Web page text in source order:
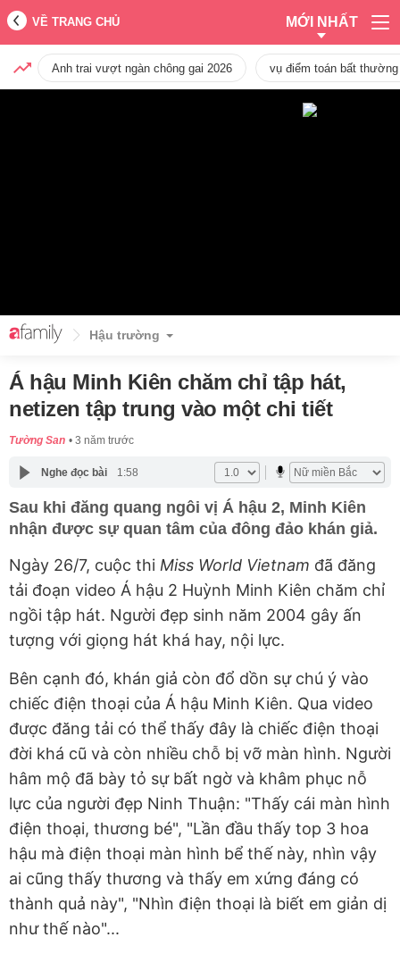
VỀ TRANG CHỦ MỚI NHẤT
Anh trai vượt ngàn chông gai 2026 vụ điểm toán bất
Hậu trường
Á hậu Minh Kiên chăm chỉ tập hát,
netizen tập trung vào một chi tiết
Tường San 3 năm trước
Nghe đọc bài 1:58
Sau khi đăng quang ngôi vị Á hậu 2, Minh Kiên
nhận được sự quan tâm của đông đảo khán giả.
Ngày 26/7, cuộc thi Miss World Vietnam đã đăng
tải đoạn video Á hậu 2 Huỳnh Minh Kiên chăm chỉ
ngồi tập hát. Người đẹp sinh năm 2004 gây ấn
tượng với giọng hát khá hay, nội lực.
Bên cạnh đó, khán giả còn đổ dồn sự chú ý vào
chiếc điện thoại của Á hậu Minh Kiên. Qua video
được đăng tải có thể thấy đây là chiếc điện thoại
đời khá cũ và còn nhiều chỗ bị vỡ màn hình. Người
hâm mộ đã bày tỏ sự bất ngờ và khâm phục nỗ
lực của người đẹp Ninh Thuận: "Thấy cái màn hình
điện thoại, thương bé", "Lần đầu thấy top 3 hoa
hậu mà điện thoại màn hình bể thế này, nhìn vậy
ai cũng thấy thương và thấy em xứng đáng có
thành quả này", "Nhìn điện thoại là biết em giản dị
như thế nào"...